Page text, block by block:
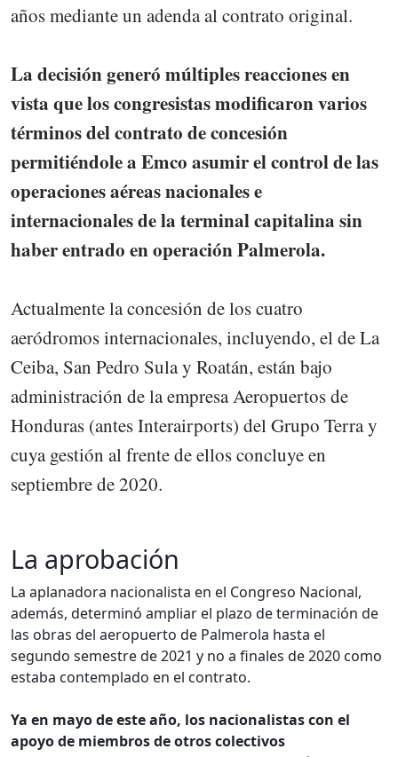
años mediante un adenda al contrato original.
La decisión generó múltiples reacciones en
vista que los congresistas modificaron varios
términos del contrato de concesión
permitiéndole a Emco asumir el control de las
operaciones aéreas nacionales e
internacionales de la terminal capitalina sin
haber entrado en operación Palmerola.
Actualmente la concesión de los cuatro
aeródromos internacionales, incluyendo, el de La
Ceiba, San Pedro Sula y Roatán, están bajo
administración de la empresa Aeropuertos de
Honduras (antes Interairports) del Grupo Terra y
cuya gestión al frente de ellos concluye en
septiembre de 2020.
La aprobación
La aplanadora nacionalista en el Congreso Nacional,
además, determinó ampliar el plazo de terminación de
las obras del aeropuerto de Palmerola hasta el
segundo semestre de 2021 y no a finales de 2020 como
estaba contemplado en el contrato.
Ya en mayo de este año, los nacionalistas con el
apoyo de miembros de otros colectivos